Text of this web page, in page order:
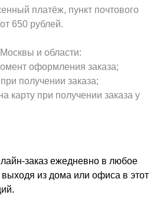
платёж, пункт почтового
650 рублей.
и области:
оформления заказа;
получении заказа;
карту при получении заказа у
заказ ежедневно в любое
из дома или офиса в этот